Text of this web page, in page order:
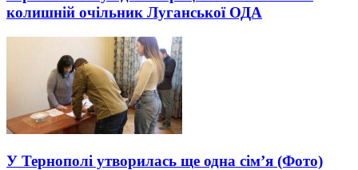
колишній очільник Луганської ОДА
У Тернополі утворилась ще одна сім’я (Фото)